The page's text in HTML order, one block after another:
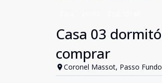
Casa 03
comprar
Coronel Massot, Passo Fundo